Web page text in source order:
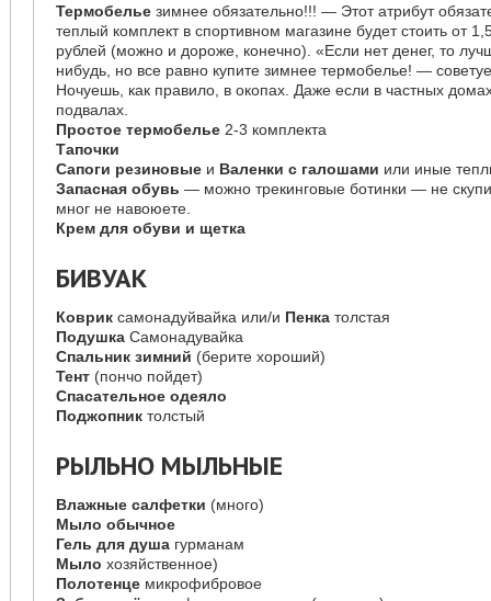
Термобелье зимнее обязательно!!! — Этот атрибут
теплый комплект в спортивном магазине будет стоить от
рублей (можно и дороже, конечно). «Если нет денег, то
нибудь, но все равно купите зимнее термобелье! —
Ночуешь, как правило, в окопах. Даже если в частных
подвалах.
Простое термобелье 2-3 комплекта
Тапочки
Сапоги резиновые и Валенки с галошами или иные
Запасная обувь — можно трекинговые ботинки — не
мног не навоюете.
Крем для обуви и щетка
БИВУАК
Коврик самонадуйвайка или/и Пенка толстая
Подушка Самонадувайка
Спальник зимний (берите хороший)
Тент (пончо пойдет)
Спасательное одеяло
Поджопник толстый
РЫЛЬНО МЫЛЬНЫЕ
Влажные салфетки (много)
Мыло обычное
Гель для душа гурманам
Мыло хозяйственное)
Полотенце микрофибровое